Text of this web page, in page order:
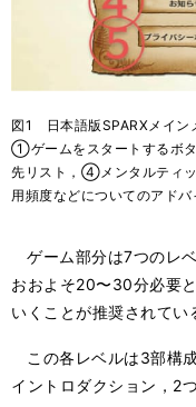
図1 日本語版SPARXメイン
①ゲームをスタートするボ
先リスト，④メンタルティ
用頻度などについてのア
ゲーム部分は7つのレ
おおよそ20〜30分必要
いくことが推奨されてい
この各レベルは3部構
イントロダクション，2